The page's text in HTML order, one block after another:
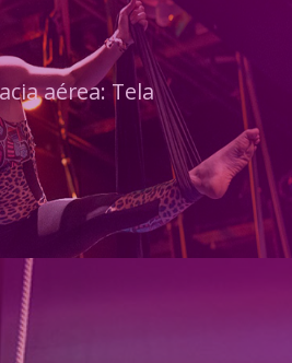
aérea: Tela